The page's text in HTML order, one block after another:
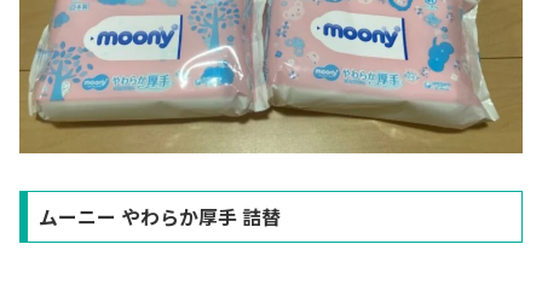
ムーニー やわらか厚手 詰替